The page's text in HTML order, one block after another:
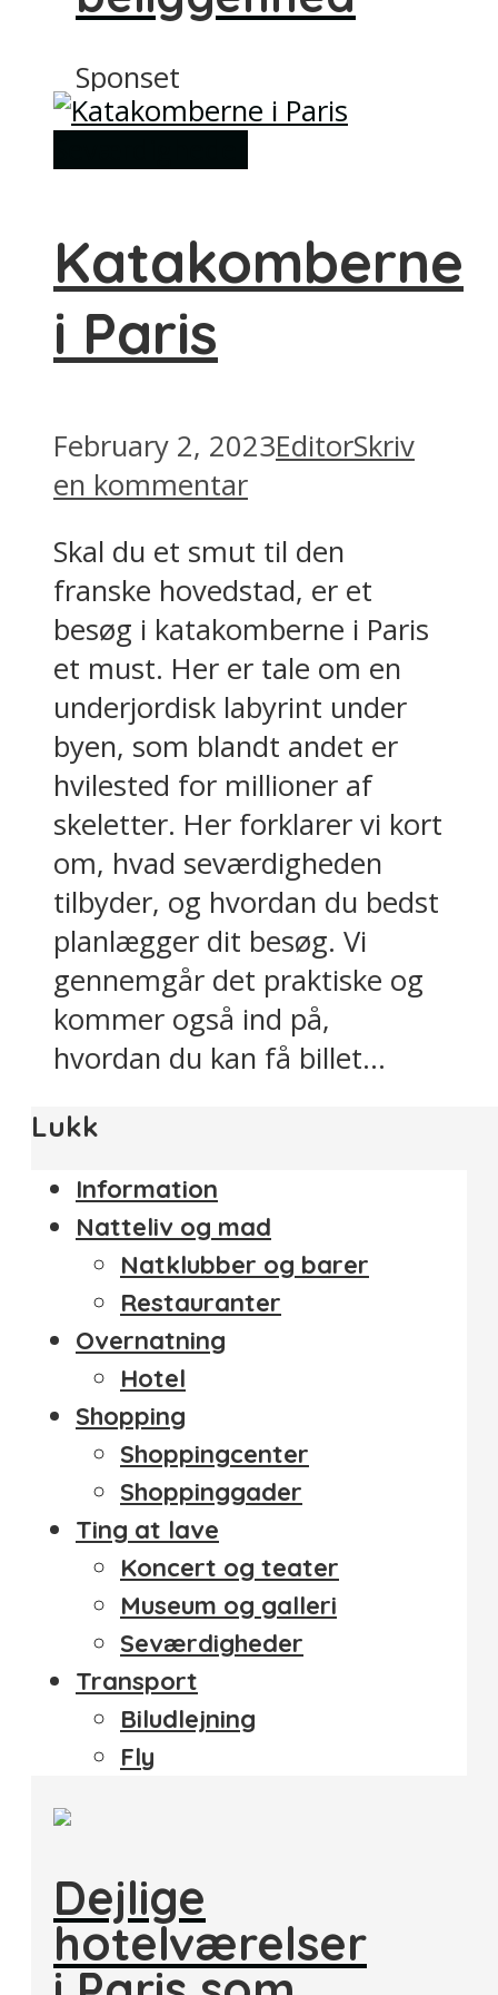
Sponset
Katakomberne
i Paris
February 2, 2023EditorSkriv
en kommentar
Skal du et smut til den
franske hovedstad, er et
besøg i katakomberne i Paris
et must. Her er tale om en
underjordisk labyrint under
byen, som blandt andet er
hvilested for millioner af
skeletter. Her forklarer vi kort
om, hvad seværdigheden
tilbyder, og hvordan du bedst
planlægger dit besøg. Vi
gennemgår det praktiske og
kommer også ind på,
hvordan du kan få billet...
Lukk
Information
Natteliv og mad
Natklubber og barer
Restauranter
Overnatning
Hotel
Shopping
Shoppingcenter
Shoppinggader
Ting at lave
Koncert og teater
Museum og galleri
Seværdigheder
Transport
Biludlejning
Fly
Dejlige
hotelværelser